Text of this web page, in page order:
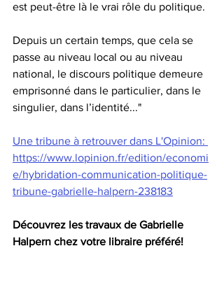
est peut-être là le vrai rôle du politique.
Depuis un certain temps, que cela se
passe au niveau local ou au niveau
national, le discours politique demeure
emprisonné dans le particulier, dans le
singulier, dans l’identité..."
Une tribune à retrouver dans L'Opinion:
https://www.lopinion.fr/edition/economi
e/hybridation-communication-politique-
tribune-gabrielle-halpern-238183
Découvrez les travaux de Gabrielle
Halpern chez votre libraire préféré!